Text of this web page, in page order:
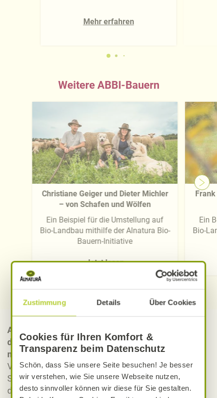
Zustimmung Details Über Cookies
Cookies für Ihren Komfort &
Transparenz beim Datenschutz
Schön, dass Sie unsere Seite besuchen! Je besser
wir verstehen, wie Sie unsere Webseite nutzen,
desto sinnvoller können wir diese für Sie gestalten.
Mehr erfahren
Weitere ABBI-Bauern
Christiane Geiger und Dieter Michler
– von Schafen und Wölfen
Ein Beispiel für die Umstellung auf
Bio-Landbau mithilfe der Alnatura Bio-
Bauern-Initiative
Jetzt lesen
Ein
Bio-
Auch wenn heute niemand mehr für einen Meineid
das Abschlagen seiner Schwurhand befürchten
muss, so ist für Daniel Brand das Symbol eine
Verpflichtung. Seine Schwurhand-Linie mit Riesling,
Spät- und Weißburgunder hält ausdrucksstark Wort,
das erkennen auch Weinexperten an.